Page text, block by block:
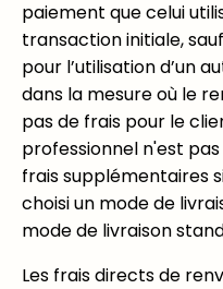
paiement que celui
transaction initiale,
pour l’utilisation d’un
dans la mesure où le
pas de frais pour le
professionnel n'est
frais supplémentaires
choisi un mode de
mode de livraison
Les frais directs de